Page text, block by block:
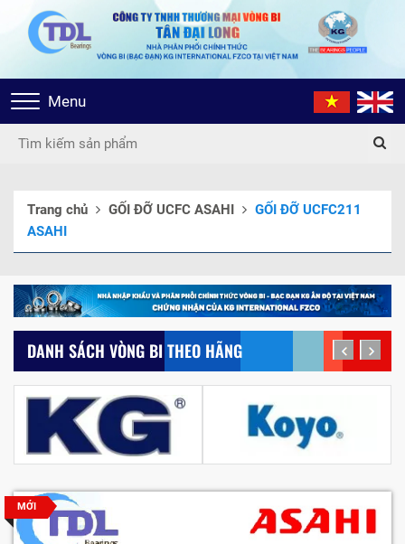
Toggle
navigation
Menu
Trang chủ GỐI ĐỠ UCFC ASAHI
GỐI ĐỠ UCFC211
ASAHI
DANH SÁCH VÒNG BI THEO HÃNG prev next
MỚI